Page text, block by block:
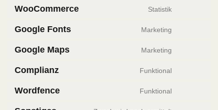
WooCommerce Statistik
Google Fonts Marketing
Google Maps Marketing
Complianz Funktional
Wordfence Funktional